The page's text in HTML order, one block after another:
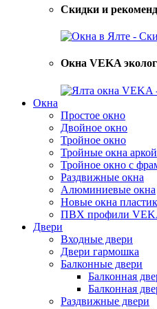
Скидки и
Окна VEKA
Окна
Простое окно
Двойное окно
Тройное окно
Тройные окна аркой
Тройное окно с
Раздвижные окна
Алюминиевые окна
Новые окна
ПВХ профили
Двери
Входные двери
Двери гармошка
Балконные двери
Балконная
Балконная
Раздвижные двери